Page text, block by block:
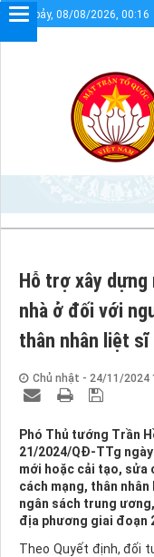
Thứ bảy, 08/08/2026, 00:16
Hỗ trợ xây
nhà ở đối với
thân nhân liệt sĩ
Chủ nhật - 24/11/2024
Phó Thủ tướng Trần
21/2024/QĐ-TTg
mới hoặc cải tạo, sửa
cách mạng, thân
ngân sách trung
địa phương giai đoạn
Theo Quyết định, đối